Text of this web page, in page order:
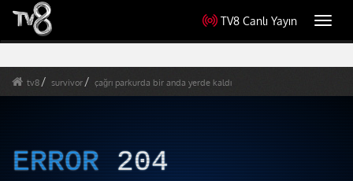
TV8 Canlı Yayın
tv8 survivor çağrı parkurda bir anda yerde kaldı
ERROR 204